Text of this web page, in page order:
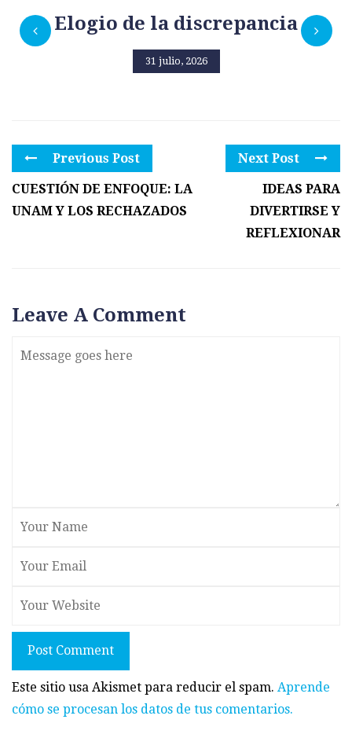
Elogio de la discrepancia
31 julio, 2026
Previous Post
CUESTIÓN DE ENFOQUE: LA
UNAM Y LOS RECHAZADOS
Next Post
IDEAS PARA
DIVERTIRSE Y
REFLEXIONAR
Leave A Comment
Post Comment
Este sitio usa Akismet para reducir el spam. Aprende
cómo se procesan los datos de tus comentarios.